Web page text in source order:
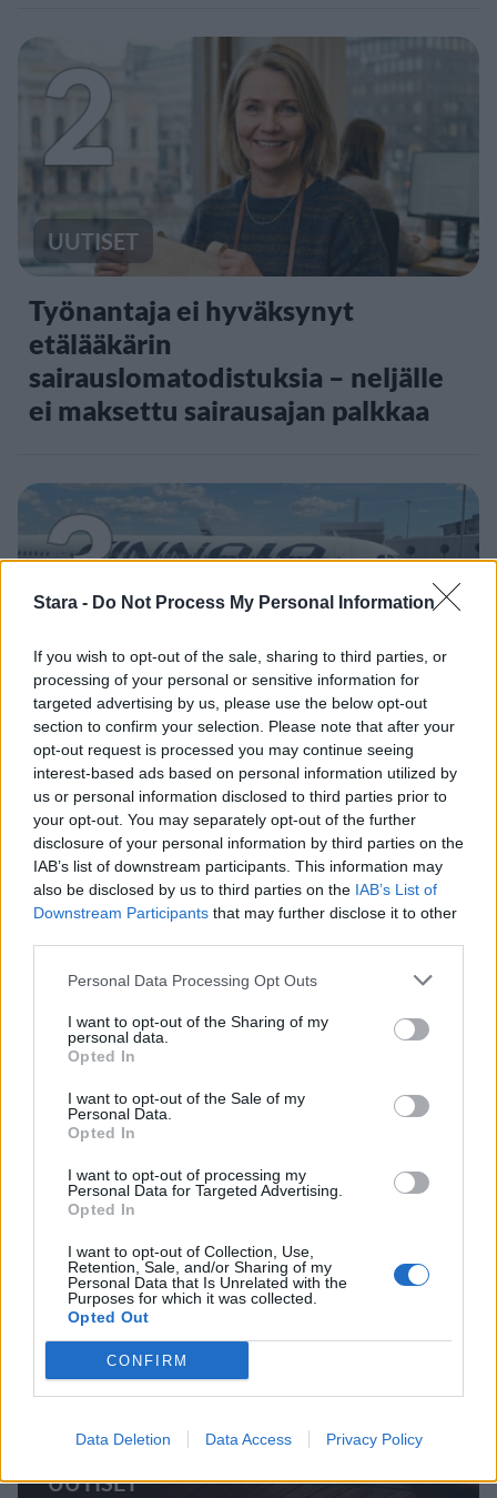
Stara - Do Not Process My Personal Information
If you wish to opt-out of the sale, sharing to third parties, or
processing of your personal or sensitive information for
targeted advertising by us, please use the below opt-out
section to confirm your selection. Please note that after your
opt-out request is processed you may continue seeing
interest-based ads based on personal information utilized by
us or personal information disclosed to third parties prior to
your opt-out. You may separately opt-out of the further
disclosure of your personal information by third parties on the
IAB’s list of downstream participants. This information may
also be disclosed by us to third parties on the IAB’s List of
Downstream Participants that may further disclose it to other
Personal Data Processing Opt Outs
I want to opt-out of the Sharing of my
personal data.
Opted In
I want to opt-out of the Sale of my
Personal Data.
Opted In
I want to opt-out of processing my
Personal Data for Targeted Advertising.
Opted In
I want to opt-out of Collection, Use,
Retention, Sale, and/or Sharing of my
Personal Data that Is Unrelated with the
Purposes for which it was collected.
Opted Out
CONFIRM
Data Deletion Data Access Privacy Policy
2
UUTISET
Työnantaja ei hyväksynyt
etälääkärin
sairauslomatodistuksia – neljälle
ei maksettu sairausajan palkkaa
3
MATKAILU
Finnairin lennoista osan lentää
jatkossa toinen lentoyhtiö –
matkustajille tärkeä rajoitus
4
UUTISET
Lapin pelastushelikopteri Aslakin
toiminta päättyy – rahat loppuivat
5
UUTISET